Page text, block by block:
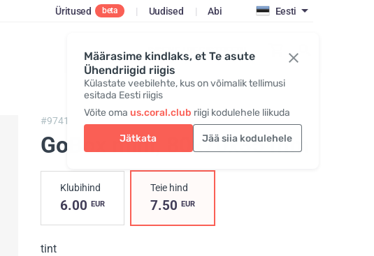
Määrasime kindlaks, et Te asute
Ühendriigid riigis
Külastate veebilehte, kus on võimalik tellimusi
esitada Eesti riigis
Võite oma us.coral.club riigi kodulehele liikuda
Jätkata Jää siia kodulehele
Üritused beta | Uudised | Abi Eesti
SISENE / REGISTREERI
#97417,
GoBox mini, 80x70x35 mm
Klubihind
6.00 EUR
Teie hind
7.50 EUR
tint